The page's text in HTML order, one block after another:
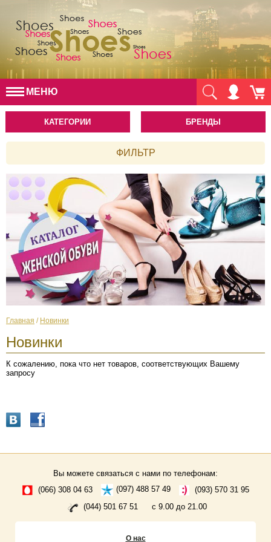
МЕНЮ
КАТЕГОРИИ БРЕНДЫ
ФИЛЬТР
Главная / Новинки
Новинки
К сожалению, пока что нет товаров, соответствующих Вашему
запросу
Вы можете связаться с нами по телефонам:
(066) 308 04 63
(097) 488 57 49
(093) 570 31 95
(044) 501 67 51
с 9.00 до 21.00
О нас